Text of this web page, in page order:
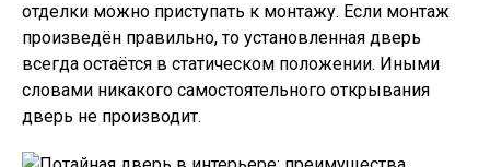
отделки можно приступать к монтажу. Если монтаж
произведён правильно, то установленная дверь
всегда остаётся в статическом положении. Иными
словами никакого самостоятельного открывания
дверь не производит.